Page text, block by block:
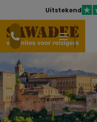
Uitstekend